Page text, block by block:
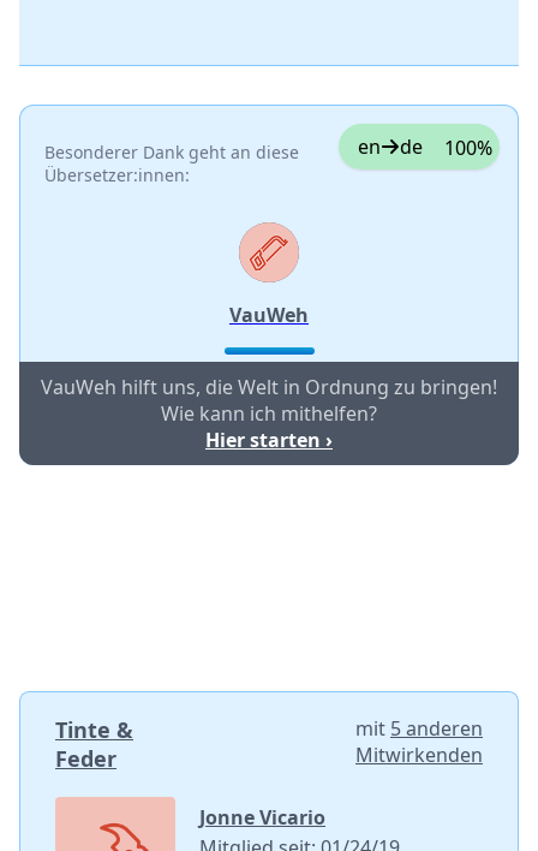
Besonderer Dank geht an diese
Übersetzer:innen:
en de 100%
VauWeh
VauWeh hilft uns, die Welt in Ordnung zu bringen!
Wie kann ich mithelfen?
Hier starten ›
Tinte &
Feder
mit 5 anderen
Mitwirkenden
Jonne Vicario